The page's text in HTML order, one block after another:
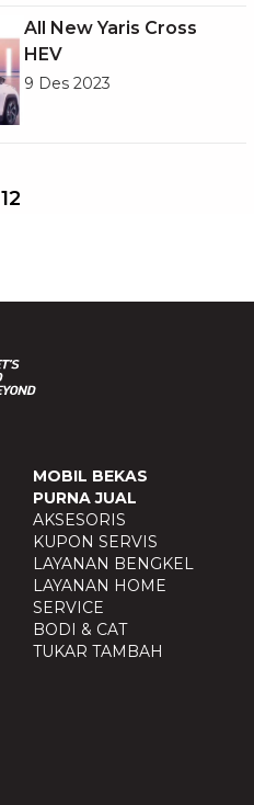
All New Yaris Cross
HEV
9 Des 2023
12
MOBIL BEKAS
PURNA JUAL
AKSESORIS
KUPON SERVIS
LAYANAN BENGKEL
LAYANAN HOME
SERVICE
BODI & CAT
TUKAR TAMBAH